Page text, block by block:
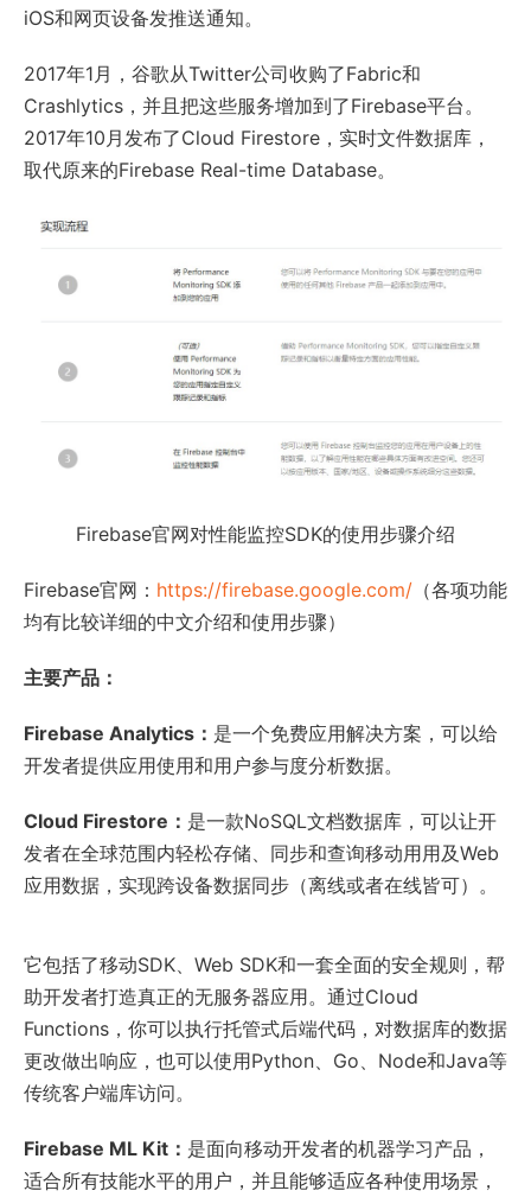
iOS和网页设备发推送通知。
2017年1月，谷歌从Twitter公司收购了Fabric和
Crashlytics，并且把这些服务增加到了Firebase平台。
2017年10月发布了Cloud Firestore，实时文件数据库，
取代原来的Firebase Real-time Database。
Firebase官网对性能监控SDK的使用步骤介绍
Firebase官网： https://firebase.google.com/ （各项功能
均有比较详细的中文介绍和使用步骤）
主要产品：
Firebase Analytics： 是一个免费应用解决方案，可以给
开发者提供应用使用和用户参与度分析数据。
Cloud Firestore： 是一款NoSQL文档数据库，可以让开
发者在全球范围内轻松存储、同步和查询移动用用及Web
应用数据，实现跨设备数据同步（离线或者在线皆可）。
它包括了移动SDK、Web SDK和一套全面的安全规则，帮
助开发者打造真正的无服务器应用。通过Cloud
Functions，你可以执行托管式后端代码，对数据库的数据
更改做出响应，也可以使用Python、Go、Node和Java等
传统客户端库访问。
Firebase ML Kit： 是面向移动开发者的机器学习产品，
适合所有技能水平的用户，并且能够适应各种使用场景，